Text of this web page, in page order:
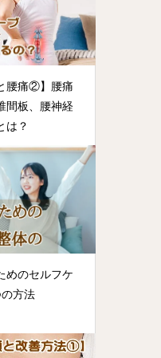
腰痛②】腰痛
間板、腰神経
は？
めのセルフケ
方法